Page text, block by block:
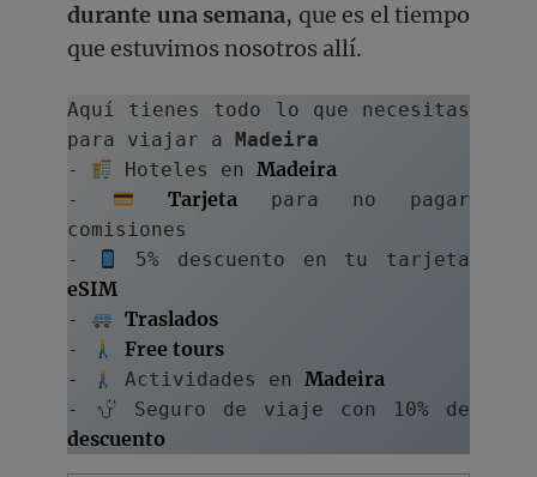
durante una semana, que es el tiempo
que estuvimos nosotros allí.
Aquí tienes todo lo que necesitas
para viajar a Madeira
-
Hoteles en Madeira
- Tarjeta para no pagar
comisiones
-
eSIM
- Traslados
- Free tours
- Actividades en Madeira
-
descuento